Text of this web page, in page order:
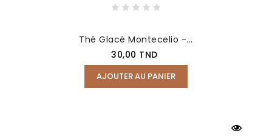
Thé Glacé Montecelio -...
Prix
30,00 TND
AJOUTER AU PANIER